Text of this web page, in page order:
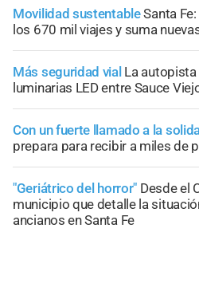
Movilidad sustentableSanta
los 670 mil viajes y suma
Más seguridad vial La
luminarias LED entre Sauce
Con un fuerte llamado a la
prepara para recibir a miles de
"Geriátrico del horror" Desde el
municipio que detalle la
ancianos en Santa Fe